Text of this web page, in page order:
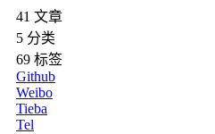
41 文章
5 分类
69 标签
Github
Weibo
Tieba
Tel